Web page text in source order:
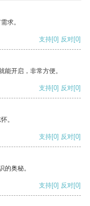
求。
支持[0] 反对[0]
能开启，非常方便。
支持[0] 反对[0]
。
支持[0] 反对[0]
的奥秘。
支持[0] 反对[0]